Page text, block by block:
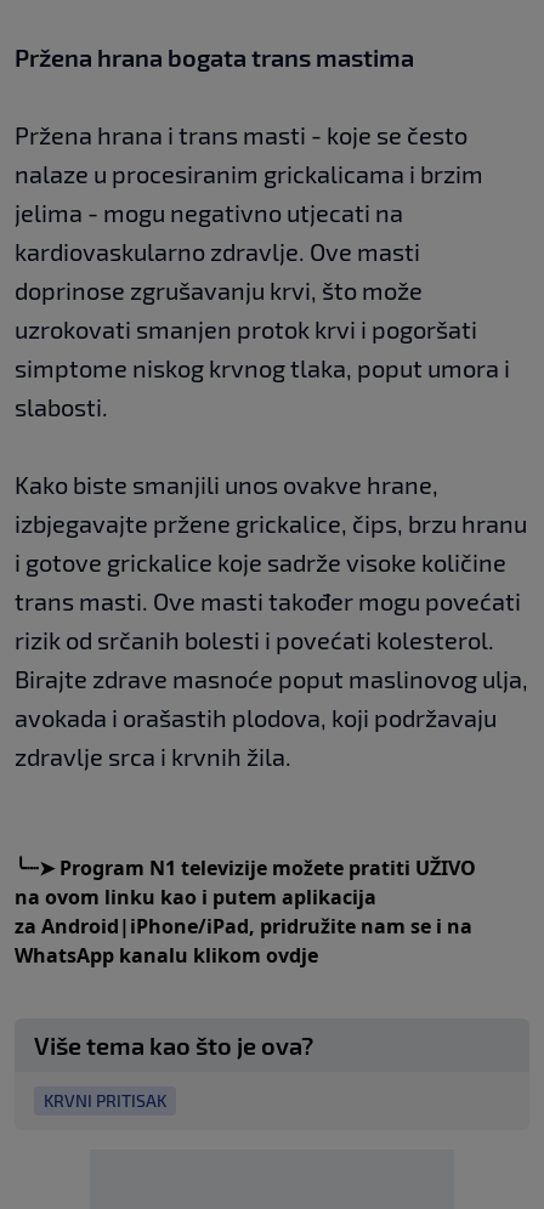
Pržena hrana bogata trans mastima
Pržena hrana i trans masti - koje se često
nalaze u procesiranim grickalicama i brzim
jelima - mogu negativno utjecati na
kardiovaskularno zdravlje. Ove masti
doprinose zgrušavanju krvi, što može
uzrokovati smanjen protok krvi i pogoršati
simptome niskog krvnog tlaka, poput umora i
slabosti.
Kako biste smanjili unos ovakve hrane,
izbjegavajte pržene grickalice, čips, brzu hranu
i gotove grickalice koje sadrže visoke količine
trans masti. Ove masti također mogu povećati
rizik od srčanih bolesti i povećati kolesterol.
Birajte zdrave masnoće poput maslinovog ulja,
avokada i orašastih plodova, koji podržavaju
zdravlje srca i krvnih žila.
╰┈➤Program N1 televizije možete pratiti UŽIVO
na ovom linku kao i putem aplikacija
za Android|iPhone/iPad, pridružite nam se i na
WhatsApp kanalu klikom ovdje
Više tema kao što je ova?
KRVNI PRITISAK